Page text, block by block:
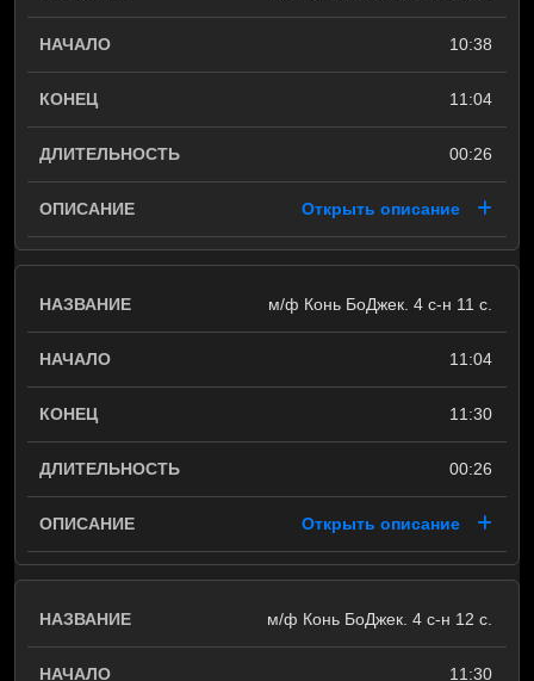
10:38
11:04
00:26
Открыть описание
м/ф Конь БоДжек. 4 с-н 11 с.
11:04
11:30
00:26
Открыть описание
м/ф Конь БоДжек. 4 с-н 12 с.
11:30